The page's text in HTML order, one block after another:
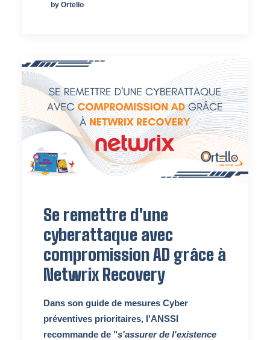
by Ortello
Se remettre d'une
cyberattaque avec
compromission AD grâce à
Netwrix Recovery
Dans son guide de mesures Cyber
préventives prioritaires, l'ANSSI
recommande de "s'assurer de l'existence